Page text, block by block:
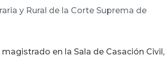
y Rural de la Corte Suprema de
en la Sala de Casación Civil,